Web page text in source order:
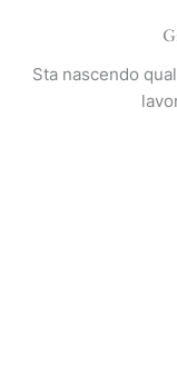
Sta nascendo